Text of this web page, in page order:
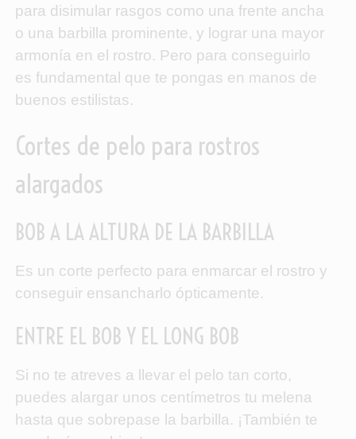
para disimular rasgos como una frente ancha
o una barbilla prominente, y lograr una mayor
armonía en el rostro. Pero para conseguirlo
es fundamental que te pongas en manos de
buenos estilistas.
Cortes de pelo para rostros
alargados
BOB A LA ALTURA DE LA BARBILLA
Es un corte perfecto para enmarcar el rostro y
conseguir ensancharlo ópticamente.
ENTRE EL BOB Y EL LONG BOB
Si no te atreves a llevar el pelo tan corto,
puedes alargar unos centímetros tu melena
hasta que sobrepase la barbilla. ¡También te